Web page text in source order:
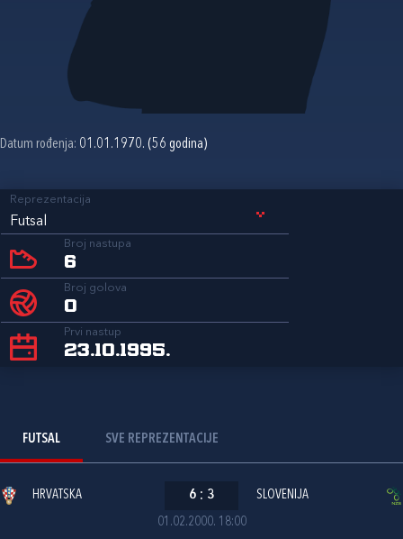
Datum rođenja: 01.01.1970. (56 godina)
Reprezentacija
Futsal
Broj nastupa
6
Broj golova
0
Prvi nastup
23.10.1995.
FUTSAL SVE REPREZENTACIJE
01.02.2000. 18:00
HRVATSKA 6 : 3 SLOVENIJA